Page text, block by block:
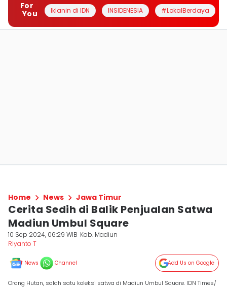
For
You
Iklanin di IDN INSIDENESIA #LokalBerdaya
Home News Jawa Timur
Cerita Sedih di Balik Penjualan Satwa
Madiun Umbul Square
10 Sep 2024, 06:29 WIB Kab. Madiun
Riyanto T
News Channel Add Us on Google
Orang Hutan, salah satu koleksi satwa di Madiun Umbul Square. IDN Times/